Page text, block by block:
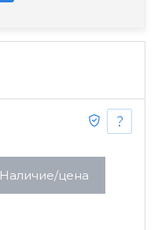
Наличие/цена